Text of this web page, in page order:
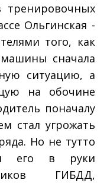
тренировочных
Ольгинская
того, как
сначала
ситуацию, а
на обочине
поначалу
стал угрожать
Но не тут­то
его в руки
ГИБДД,